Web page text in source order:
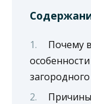
Почему
загородного